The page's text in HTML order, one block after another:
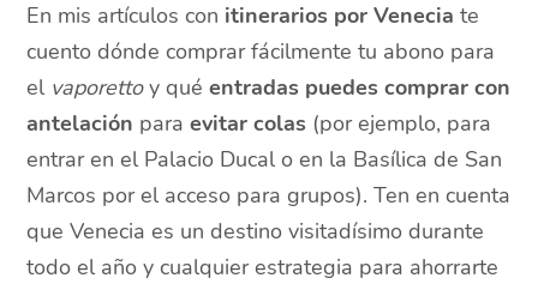
En mis artículos con itinerarios por Venecia te
cuento dónde comprar fácilmente tu abono para
el vaporettoy quéentradas puedes comprar con
antelación para evitar colas (por ejemplo, para
entrar en el Palacio Ducal o en la Basílica de San
Marcos por el acceso para grupos). Ten en cuenta
que Venecia es un destino visitadísimo durante
todo el año y cualquier estrategia para ahorrarte